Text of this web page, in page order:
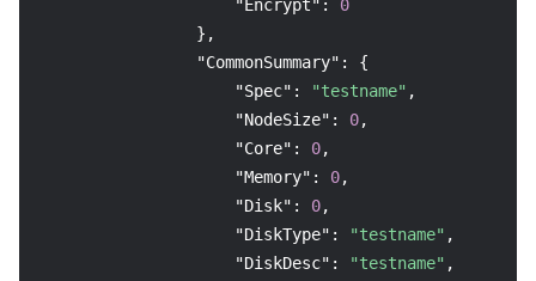
"Encrypt" :
0
} ,
"CommonSummary" :
{
"Spec" : "testname" ,
"NodeSize" : 0,
"Core" : 0,
"Memory" : 0,
"Disk" : 0,
"DiskType" : "testname" ,
"DiskDesc" : "testname" ,